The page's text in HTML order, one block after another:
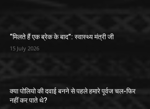
“मिलते हैं एक ब्रेक के बाद”: स्वास्थ्य मंत्री जी
15 July 2026
क्या पोलियो की दवाई बनने से पहले हमारे पूर्वज चल-फिर
नहीं कर पाते थे?